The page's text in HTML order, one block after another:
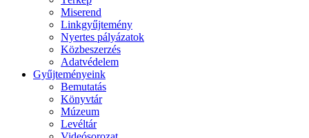
Miserend
Linkgyűjtemény
Nyertes pályázatok
Közbeszerzés
Adatvédelem
Gyűjteményeink
Bemutatás
Könyvtár
Múzeum
Levéltár